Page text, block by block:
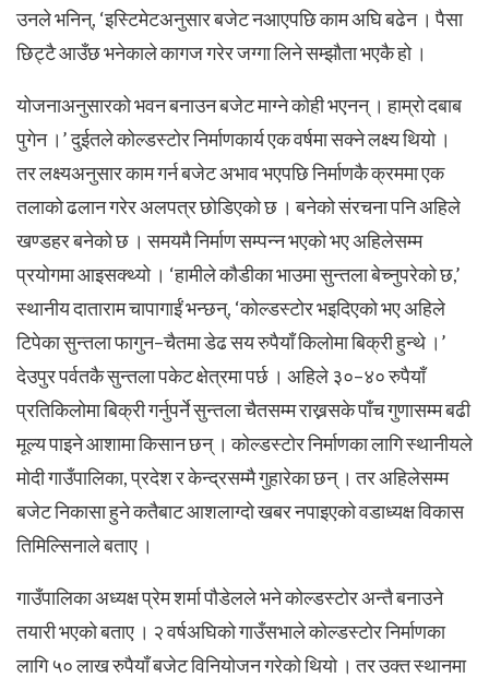
उनले भनिन्, ‘इस्टिमेटअनुसार बजेट नआएपछि काम अघि बढेन । पैसा
छिट्टै आउँछ भनेकाले कागज गरेर जग्गा लिने सम्झौता भएकै हो ।
योजनाअनुसारको भवन बनाउन बजेट माग्ने कोही भएनन् । हाम्रो दबाब
पुगेन ।’दुईतले कोल्डस्टोर निर्माणकार्य एक वर्षमा सक्ने लक्ष्य थियो ।
तर लक्ष्यअनुसार काम गर्न बजेट अभाव भएपछि निर्माणकै क्रममा एक
तलाको ढलान गरेर अलपत्र छोडिएको छ । बनेको संरचना पनि अहिले
खण्डहर बनेको छ । समयमै निर्माण सम्पन्न भएको भए अहिलेसम्म
प्रयोगमा आइसक्थ्यो । ‘हामीले कौडीका भाउमा सुन्तला बेच्नुपरेको छ,’
स्थानीय दाताराम चापागाईं भन्छन्, ‘कोल्डस्टोर भइदिएको भए अहिले
टिपेका सुन्तला फागुन–चैतमा डेढ सय रुपैयाँ किलोमा बिक्री हुन्थे ।’
देउपुर पर्वतकै सुन्तला पकेट क्षेत्रमा पर्छ । अहिले ३०–४० रुपैयाँ
प्रतिकिलोमा बिक्री गर्नुपर्ने सुन्तला चैतसम्म राख्नसके पाँच गुणासम्म बढी
मूल्य पाइने आशामा किसान छन् ।कोल्डस्टोर निर्माणका लागि स्थानीयले
मोदी गाउँपालिका, प्रदेश र केन्द्रसम्मै गुहारेका छन् । तर अहिलेसम्म
बजेट निकासा हुने कतैबाट आशलाग्दो खबर नपाइएको वडाध्यक्ष विकास
तिमिल्सिनाले बताए ।
गाउँपालिका अध्यक्ष प्रेम शर्मा पौडेलले भने कोल्डस्टोर अन्तै बनाउने
तयारी भएको बताए । २ वर्षअघिको गाउँसभाले कोल्डस्टोर निर्माणका
लागि ५० लाख रुपैयाँ बजेट विनियोजन गरेको थियो । तर उक्त स्थानमा